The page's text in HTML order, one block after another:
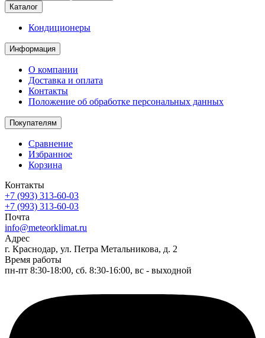
Каталог
Кондиционеры
Информация
О компании
Доставка и оплата
Контакты
Положение об обработке персональных данных
Покупателям
Сравнение
Избранное
Корзина
Контакты
+7 (993) 313-60-03
+7 (993) 313-60-03
Почта
info@meteorklimat.ru
Адрес
г. Краснодар, ул. Петра Метальникова, д. 2
Время работы
пн-пт 8:30-18:00, сб. 8:30-16:00, вс - выходной